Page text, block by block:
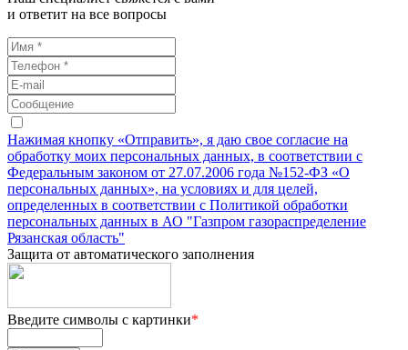
и ответит на все вопросы
Нажимая кнопку «Отправить», я даю свое согласие на
обработку моих персональных данных, в соответствии с
Федеральным законом от 27.07.2006 года №152-ФЗ «О
персональных данных», на условиях и для целей,
определенных в соответствии с Политикой обработки
персональных данных в АО "Газпром газораспределение
Рязанская область"
Защита от автоматического заполнения
Введите символы с картинки*